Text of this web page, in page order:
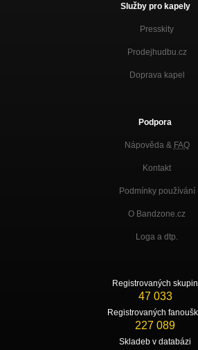
Služby pro kapely
Presskity
Prodejhudbu.cz
Doprava kapel
Podpora
Nápověda & FAQ
Kontakt
Podmínky používání
O Bandzone.cz
Loga a dtp.
Registrovaných skupin
47 033
Registrovaných
227 089
Skladeb v databázi